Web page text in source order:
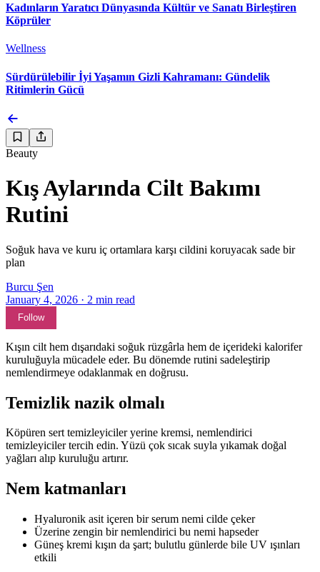
Kadınların Yaratıcı Dünyasında Kültür ve Sanatı Birleştiren
Köprüler
Wellness
Sürdürülebilir İyi Yaşamın Gizli Kahramanı: Gündelik
Ritimlerin Gücü
Beauty
Kış Aylarında Cilt Bakımı
Rutini
Soğuk hava ve kuru iç ortamlara karşı cildini koruyacak sade bir
plan
Burcu Şen
January 4, 2026 · 2 min read
Follow
Kışın cilt hem dışarıdaki soğuk rüzgârla hem de içerideki kalorifer
kuruluğuyla mücadele eder. Bu dönemde rutini sadeleştirip
nemlendirmeye odaklanmak en doğrusu.
Temizlik nazik olmalı
Köpüren sert temizleyiciler yerine kremsi, nemlendirici
temizleyiciler tercih edin. Yüzü çok sıcak suyla yıkamak doğal
yağları alıp kuruluğu artırır.
Nem katmanları
Hyaluronik asit içeren bir serum nemi cilde çeker
Üzerine zengin bir nemlendirici bu nemi hapseder
Güneş kremi kışın da şart; bulutlu günlerde bile UV ışınları
etkili